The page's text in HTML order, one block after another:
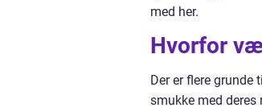
med her.
Hvorfor
Der er flere grunde
smukke med